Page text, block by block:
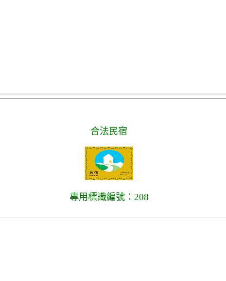
合法民宿
專用標識編號：208